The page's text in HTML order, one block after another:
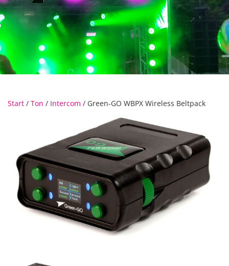
Start / Ton / Intercom / Green-GO WBPX Wireless Beltpack